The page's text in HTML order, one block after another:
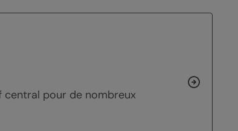
central pour de nombreux